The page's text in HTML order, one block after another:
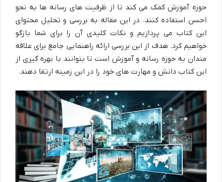
حوزه آموزش کمک می کند تا از ظرفیت های رسانه ها به نحو
احسن استفاده کنند. در این مقاله به بررسی و تحلیل محتوای
این کتاب می پردازیم و نکات کلیدی آن را برای شما بازگو
خواهیم کرد. هدف از این بررسی ارائه راهنمایی جامع برای علاقه
مندان به حوزه رسانه و آموزش است تا بتوانند با بهره گیری از
این کتاب دانش و مهارت های خود را در این زمینه ارتقا دهند.